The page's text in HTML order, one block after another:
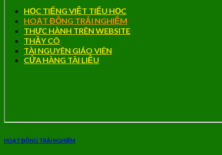
HỌC TIẾNG VIỆT TIỂU HỌC
HOẠT ĐỘNG TRẢI NGHIỆM
THỰC HÀNH TRÊN WEBSITE
THẦY CÔ
TÀI NGUYÊN GIÁO VIÊN
CỬA HÀNG TÀI LIỆU
HOẠT ĐỘNG TRẢI NGHIỆM